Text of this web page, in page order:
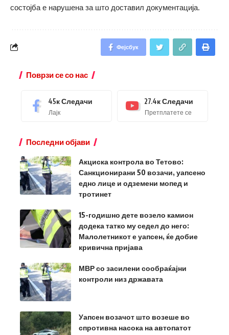
состојба е нарушена за што доставил документација.
Фејсбук
Поврзи се со нас
45кСледачи
Лајк
27.4кСледачи
Претплатете се
Последни објави
Акциска контрола во Тетово:
Санкционирани 50 возачи, уапсено
едно лице и одземени мопед и
тротинет
15-годишно дете возело камион
додека татко му седел до него:
Малолетникот е уапсен, ќе добие
кривична пријава
МВР со засилени сообраќајни
контроли низ државата
Уапсен возачот што возеше во
спротивна насока на автопатот